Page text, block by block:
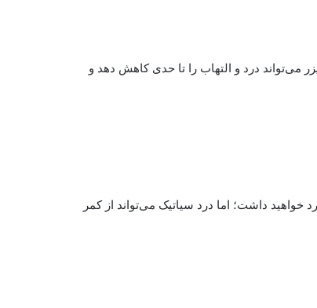
می‌تواند درد و التهاب را تا حدی کاهش دهد و
خواهید داشت؛ اما درد سیاتیک می‌تواند از کمر